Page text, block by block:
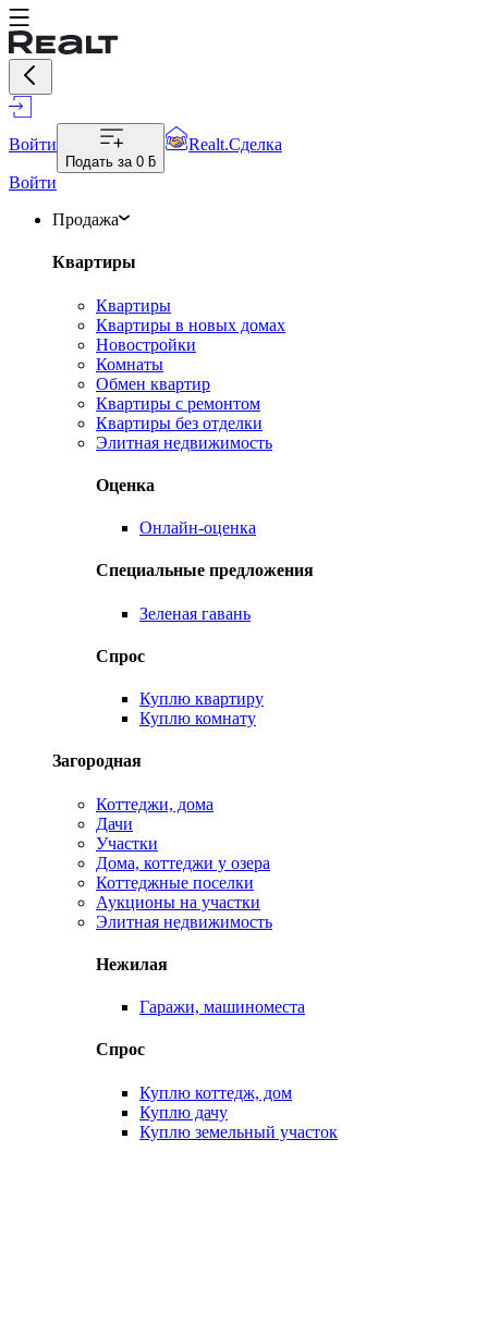
Войти
Подать за 0 ƃ
Realt.Сделка
Войти
Продажа
Квартиры
Квартиры
Квартиры в новых домах
Новостройки
Комнаты
Обмен квартир
Квартиры с ремонтом
Квартиры без отделки
Элитная недвижимость
Оценка
Онлайн-оценка
Специальные предложения
Зеленая гавань
Спрос
Куплю квартиру
Куплю комнату
Загородная
Коттеджи, дома
Дачи
Участки
Дома, коттеджи у озера
Коттеджные поселки
Аукционы на участки
Элитная недвижимость
Нежилая
Гаражи, машиноместа
Спрос
Куплю коттедж, дом
Куплю дачу
Куплю земельный участок